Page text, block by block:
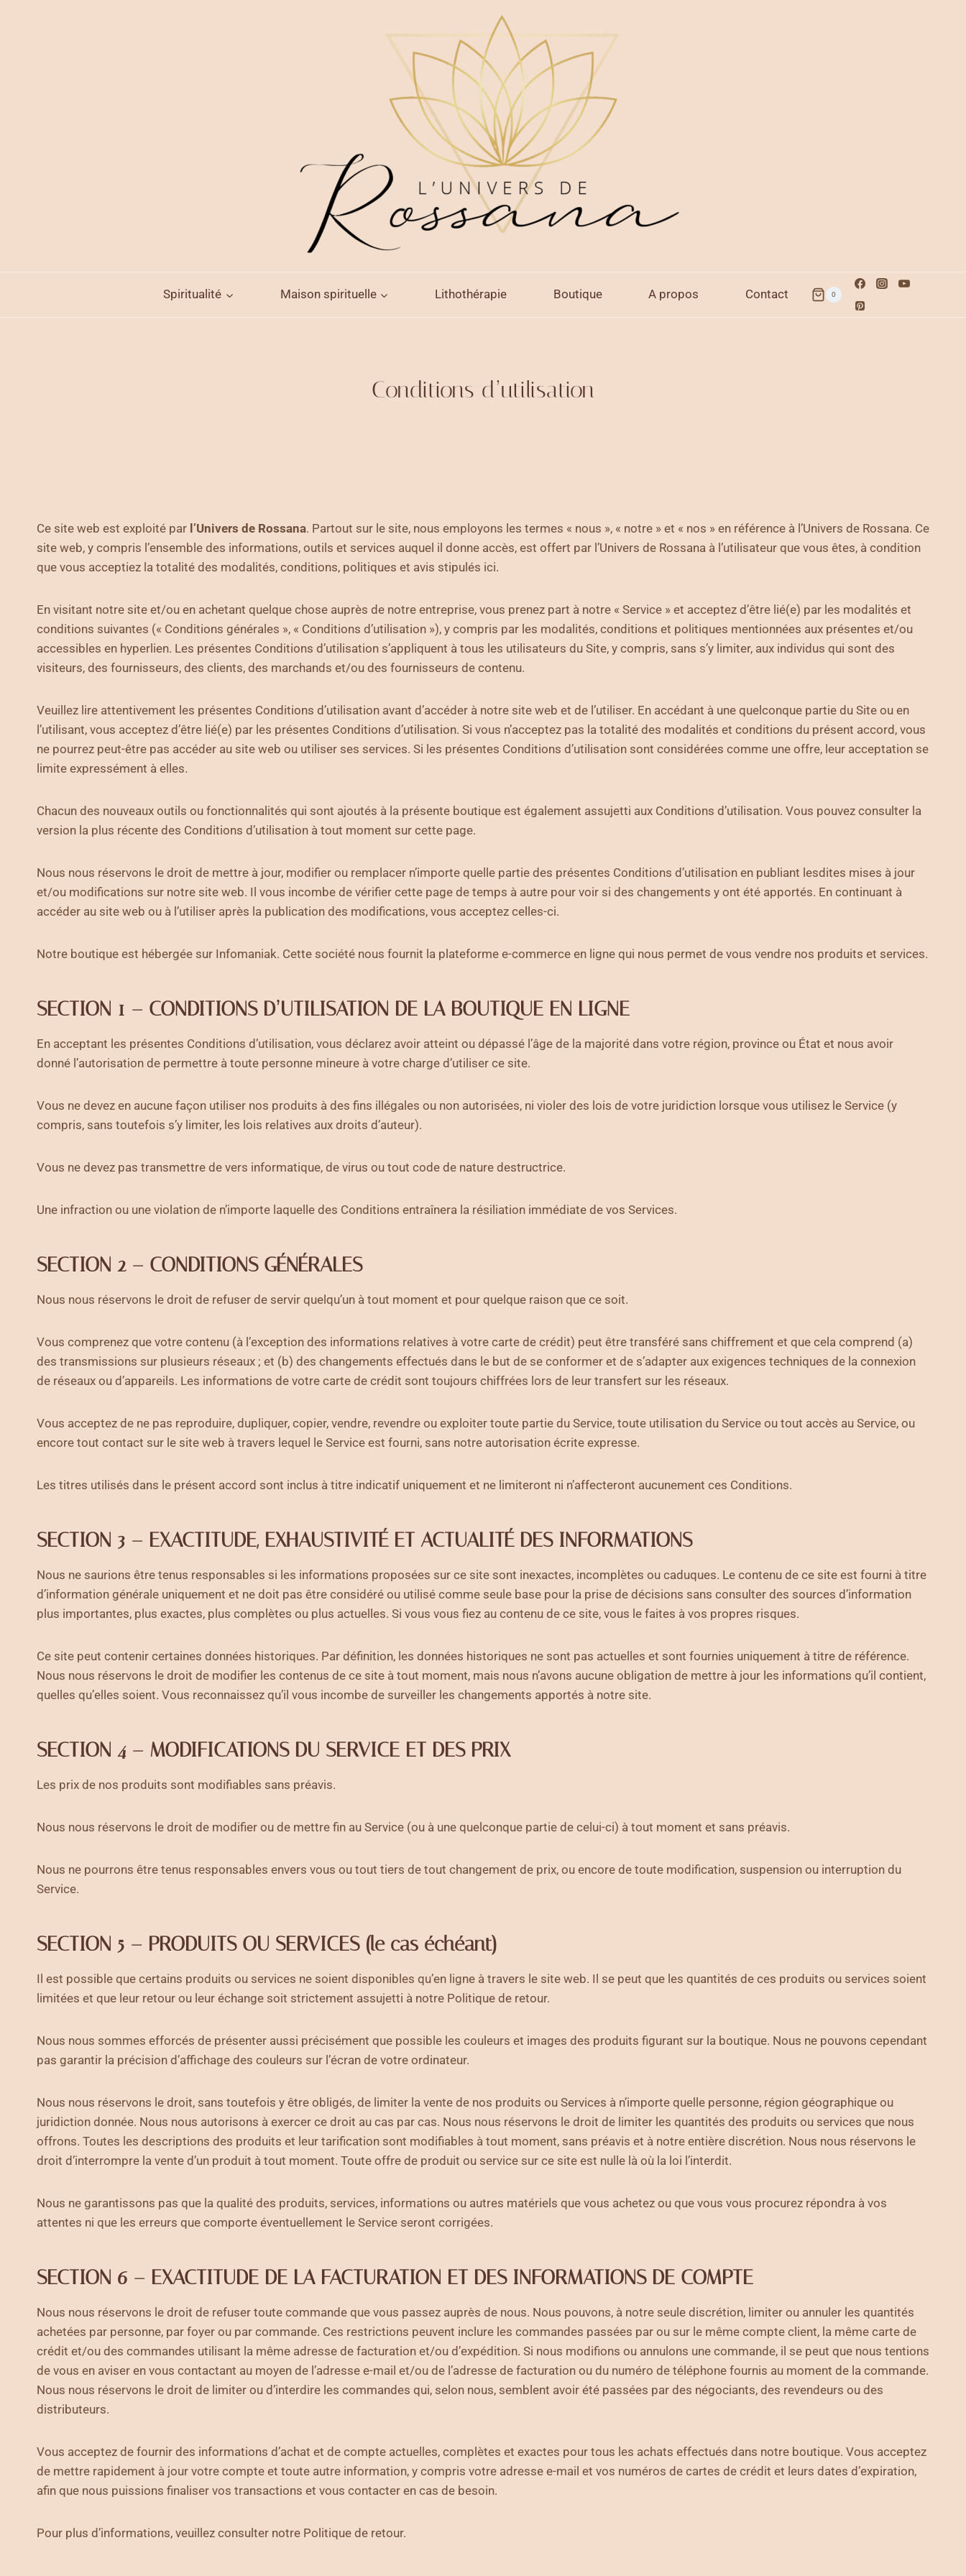
Spiritualité Maison spirituelle Lithothérapie Boutique A propos Contact 0
Conditions d’utilisation
Ce site web est exploité par l’Univers de Rossana. Partout sur le site, nous employons les termes « nous », « notre » et « nos » en référence à l’Univers de Rossana. Ce
site web, y compris l’ensemble des informations, outils et services auquel il donne accès, est offert par l’Univers de Rossana à l’utilisateur que vous êtes, à condition
que vous acceptiez la totalité des modalités, conditions, politiques et avis stipulés ici.
En visitant notre site et/ou en achetant quelque chose auprès de notre entreprise, vous prenez part à notre « Service » et acceptez d’être lié(e) par les modalités et
conditions suivantes (« Conditions générales », « Conditions d’utilisation »), y compris par les modalités, conditions et politiques mentionnées aux présentes et/ou
accessibles en hyperlien. Les présentes Conditions d’utilisation s’appliquent à tous les utilisateurs du Site, y compris, sans s’y limiter, aux individus qui sont des
visiteurs, des fournisseurs, des clients, des marchands et/ou des fournisseurs de contenu.
Veuillez lire attentivement les présentes Conditions d’utilisation avant d’accéder à notre site web et de l’utiliser. En accédant à une quelconque partie du Site ou en
l’utilisant, vous acceptez d’être lié(e) par les présentes Conditions d’utilisation. Si vous n’acceptez pas la totalité des modalités et conditions du présent accord, vous
ne pourrez peut-être pas accéder au site web ou utiliser ses services. Si les présentes Conditions d’utilisation sont considérées comme une offre, leur acceptation se
limite expressément à elles.
Chacun des nouveaux outils ou fonctionnalités qui sont ajoutés à la présente boutique est également assujetti aux Conditions d’utilisation. Vous pouvez consulter la
version la plus récente des Conditions d’utilisation à tout moment sur cette page.
Nous nous réservons le droit de mettre à jour, modifier ou remplacer n’importe quelle partie des présentes Conditions d’utilisation en publiant lesdites mises à jour
et/ou modifications sur notre site web. Il vous incombe de vérifier cette page de temps à autre pour voir si des changements y ont été apportés. En continuant à
accéder au site web ou à l’utiliser après la publication des modifications, vous acceptez celles-ci.
Notre boutique est hébergée sur Infomaniak. Cette société nous fournit la plateforme e-commerce en ligne qui nous permet de vous vendre nos produits et services.
SECTION 1 – CONDITIONS D’UTILISATION DE LA BOUTIQUE EN LIGNE
En acceptant les présentes Conditions d’utilisation, vous déclarez avoir atteint ou dépassé l’âge de la majorité dans votre région, province ou État et nous avoir
donné l’autorisation de permettre à toute personne mineure à votre charge d’utiliser ce site.
Vous ne devez en aucune façon utiliser nos produits à des fins illégales ou non autorisées, ni violer des lois de votre juridiction lorsque vous utilisez le Service (y
compris, sans toutefois s’y limiter, les lois relatives aux droits d’auteur).
Vous ne devez pas transmettre de vers informatique, de virus ou tout code de nature destructrice.
Une infraction ou une violation de n’importe laquelle des Conditions entraînera la résiliation immédiate de vos Services.
SECTION 2 – CONDITIONS GÉNÉRALES
Nous nous réservons le droit de refuser de servir quelqu’un à tout moment et pour quelque raison que ce soit.
Vous comprenez que votre contenu (à l’exception des informations relatives à votre carte de crédit) peut être transféré sans chiffrement et que cela comprend (a)
des transmissions sur plusieurs réseaux ; et (b) des changements effectués dans le but de se conformer et de s’adapter aux exigences techniques de la connexion
de réseaux ou d’appareils. Les informations de votre carte de crédit sont toujours chiffrées lors de leur transfert sur les réseaux.
Vous acceptez de ne pas reproduire, dupliquer, copier, vendre, revendre ou exploiter toute partie du Service, toute utilisation du Service ou tout accès au Service, ou
encore tout contact sur le site web à travers lequel le Service est fourni, sans notre autorisation écrite expresse.
Les titres utilisés dans le présent accord sont inclus à titre indicatif uniquement et ne limiteront ni n’affecteront aucunement ces Conditions.
SECTION 3 – EXACTITUDE, EXHAUSTIVITÉ ET ACTUALITÉ DES INFORMATIONS
Nous ne saurions être tenus responsables si les informations proposées sur ce site sont inexactes, incomplètes ou caduques. Le contenu de ce site est fourni à titre
d’information générale uniquement et ne doit pas être considéré ou utilisé comme seule base pour la prise de décisions sans consulter des sources d’information
plus importantes, plus exactes, plus complètes ou plus actuelles. Si vous vous fiez au contenu de ce site, vous le faites à vos propres risques.
Ce site peut contenir certaines données historiques. Par définition, les données historiques ne sont pas actuelles et sont fournies uniquement à titre de référence.
Nous nous réservons le droit de modifier les contenus de ce site à tout moment, mais nous n’avons aucune obligation de mettre à jour les informations qu’il contient,
quelles qu’elles soient. Vous reconnaissez qu’il vous incombe de surveiller les changements apportés à notre site.
SECTION 4 – MODIFICATIONS DU SERVICE ET DES PRIX
Les prix de nos produits sont modifiables sans préavis.
Nous nous réservons le droit de modifier ou de mettre fin au Service (ou à une quelconque partie de celui-ci) à tout moment et sans préavis.
Nous ne pourrons être tenus responsables envers vous ou tout tiers de tout changement de prix, ou encore de toute modification, suspension ou interruption du
Service.
SECTION 5 – PRODUITS OU SERVICES (le cas échéant)
Il est possible que certains produits ou services ne soient disponibles qu’en ligne à travers le site web. Il se peut que les quantités de ces produits ou services soient
limitées et que leur retour ou leur échange soit strictement assujetti à notre Politique de retour.
Nous nous sommes efforcés de présenter aussi précisément que possible les couleurs et images des produits figurant sur la boutique. Nous ne pouvons cependant
pas garantir la précision d’affichage des couleurs sur l’écran de votre ordinateur.
Nous nous réservons le droit, sans toutefois y être obligés, de limiter la vente de nos produits ou Services à n’importe quelle personne, région géographique ou
juridiction donnée. Nous nous autorisons à exercer ce droit au cas par cas. Nous nous réservons le droit de limiter les quantités des produits ou services que nous
offrons. Toutes les descriptions des produits et leur tarification sont modifiables à tout moment, sans préavis et à notre entière discrétion. Nous nous réservons le
droit d’interrompre la vente d’un produit à tout moment. Toute offre de produit ou service sur ce site est nulle là où la loi l’interdit.
Nous ne garantissons pas que la qualité des produits, services, informations ou autres matériels que vous achetez ou que vous vous procurez répondra à vos
attentes ni que les erreurs que comporte éventuellement le Service seront corrigées.
SECTION 6 – EXACTITUDE DE LA FACTURATION ET DES INFORMATIONS DE COMPTE
Nous nous réservons le droit de refuser toute commande que vous passez auprès de nous. Nous pouvons, à notre seule discrétion, limiter ou annuler les quantités
achetées par personne, par foyer ou par commande. Ces restrictions peuvent inclure les commandes passées par ou sur le même compte client, la même carte de
crédit et/ou des commandes utilisant la même adresse de facturation et/ou d’expédition. Si nous modifions ou annulons une commande, il se peut que nous tentions
de vous en aviser en vous contactant au moyen de l’adresse e-mail et/ou de l’adresse de facturation ou du numéro de téléphone fournis au moment de la commande.
Nous nous réservons le droit de limiter ou d’interdire les commandes qui, selon nous, semblent avoir été passées par des négociants, des revendeurs ou des
distributeurs.
Vous acceptez de fournir des informations d’achat et de compte actuelles, complètes et exactes pour tous les achats effectués dans notre boutique. Vous acceptez
de mettre rapidement à jour votre compte et toute autre information, y compris votre adresse e-mail et vos numéros de cartes de crédit et leurs dates d’expiration,
afin que nous puissions finaliser vos transactions et vous contacter en cas de besoin.
Pour plus d’informations, veuillez consulter notre Politique de retour.